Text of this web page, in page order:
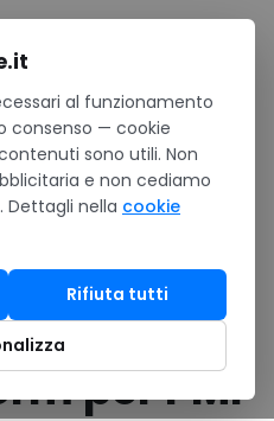
low-code platform
Apps
low-
per PMI
al funzionamento
consenso — cookie
sono utili. Non
e non cediamo
Dettagli nella cookie
Rifiuta tutti